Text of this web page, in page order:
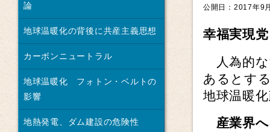
公開日：2017年9
幸福実現党
人為的な
あるとす
地球温暖
産業界へ
論
地球温暖化の背後に共産主義思想
カーボンニュートラル
地球温暖化 フォトン・ベルトの
影響
地熱発電、ダム建設の危険性